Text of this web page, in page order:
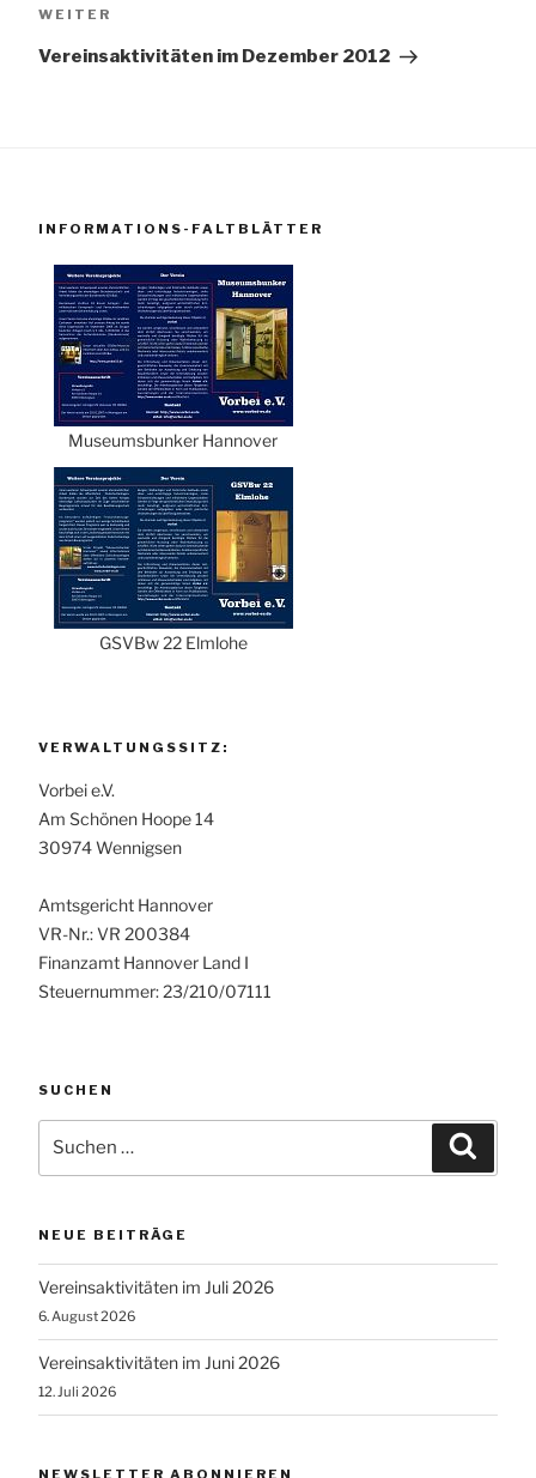
Nächster
WEITER
Vereinsaktivitäten im Dezember 2012
INFORMATIONS-FALTBLÄTTER
Museumsbunker Hannover
GSVBw 22 Elmlohe
VERWALTUNGSSITZ:
Vorbei e.V.
Am Schönen Hoope 14
30974 Wennigsen
Amtsgericht Hannover
VR-Nr.: VR 200384
Finanzamt Hannover Land I
Steuernummer: 23/210/07111
SUCHEN
nach:
NEUE BEITRÄGE
Vereinsaktivitäten im Juli 2026
6. August 2026
Vereinsaktivitäten im Juni 2026
12. Juli 2026